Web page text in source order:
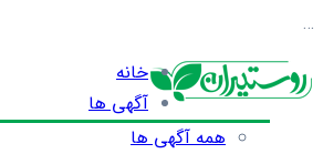
…
خانه
آگهی ها
همه آگهی ها